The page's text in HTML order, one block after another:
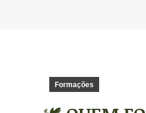
Formações